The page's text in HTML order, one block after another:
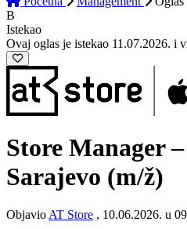
B
Istekao
Ovaj oglas je istekao 11.07.2026. i
Store Manager
Sarajevo (m/ž)
Objavio AT Store , 10.06.2026. u